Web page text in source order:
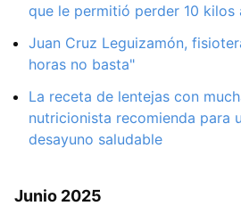
que le permitió perder 10 kilos
Juan Cruz Leguizamón,
horas no basta"
La receta de lentejas con
nutricionista recomienda para
desayuno saludable
Junio 2025